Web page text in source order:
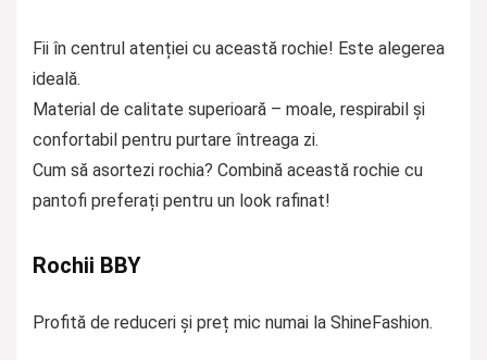
Fii în centrul atenției cu această rochie! Este alegerea
ideală.
Material de calitate superioară – moale, respirabil și
confortabil pentru purtare întreaga zi.
Cum să asortezi rochia? Combină această rochie cu
pantofi preferați pentru un look rafinat!
Rochii BBY
Profită de reduceri și preț mic numai la ShineFashion.